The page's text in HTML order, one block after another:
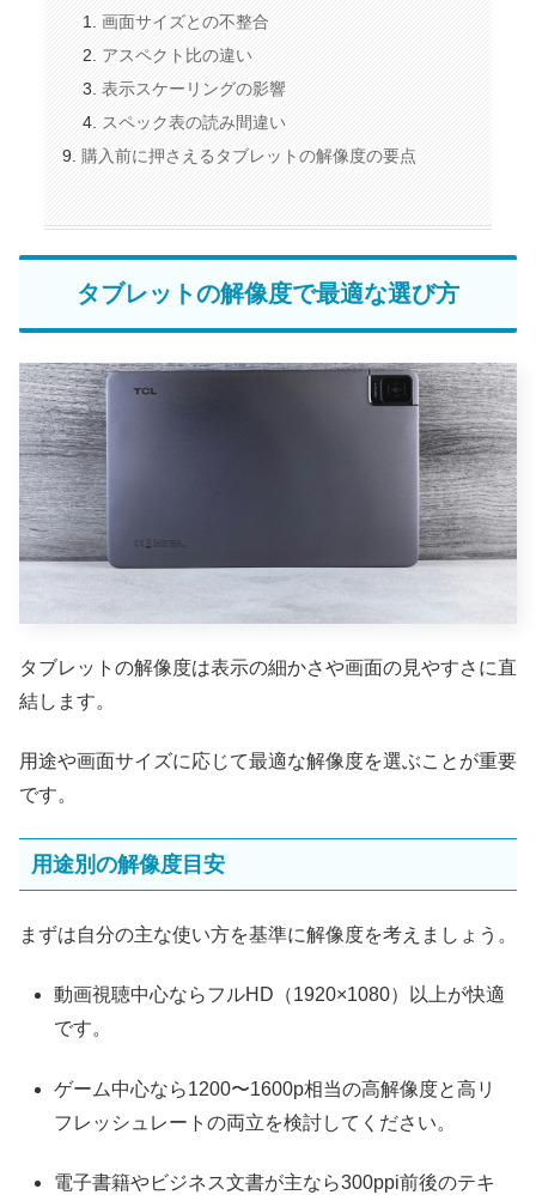
画面サイズとの不整合
アスペクト比の違い
表示スケーリングの影響
スペック表の読み間違い
購入前に押さえるタブレットの解像度の要点
タブレットの解像度で最適な選び方
タブレットの解像度は表示の細かさや画面の見やすさに直
結します。
用途や画面サイズに応じて最適な解像度を選ぶことが重要
です。
用途別の解像度目安
まずは自分の主な使い方を基準に解像度を考えましょう。
動画視聴中心ならフルHD（1920×1080）以上が快適
です。
ゲーム中心なら1200〜1600p相当の高解像度と高リ
フレッシュレートの両立を検討してください。
電子書籍やビジネス文書が主なら300ppi前後のテキ